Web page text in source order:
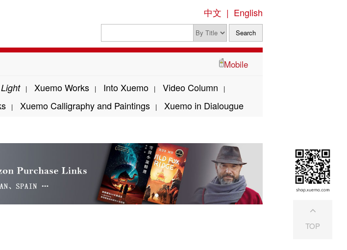
中文 | English
Mobile
| Xuemo Works | Into Xuemo | Video Column |
| Xuemo Calligraphy and Paintings | Xuemo in Dialougue
TOP